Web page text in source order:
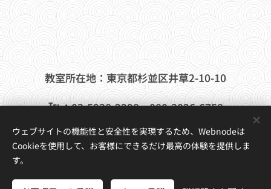
教室所在地：東京都杉並区井草2-10-10
℡：03-5938-2298 080-3026-6758
Mail：info@pianoschoolbravura.com
ウェブサイトの機能性と安全性を実現するため、Webnodeは
Cookieを使用して、お客様にできるだけ最高の体験を提供しま
す。